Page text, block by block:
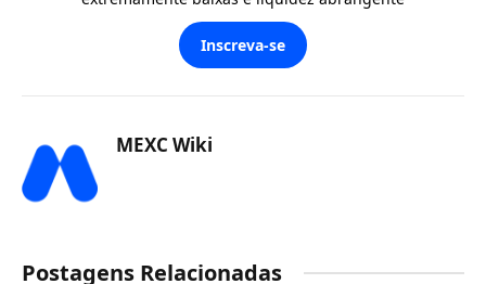
Inscreva-se
MEXC Wiki
Postagens Relacionadas